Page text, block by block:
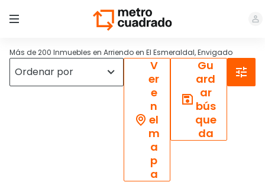
Más de 200 Inmuebles en Arriendo en El Esmeraldal, Envigado
V
er
e
n
el
m
a
p
a
Gu
ard
ar
bús
que
da